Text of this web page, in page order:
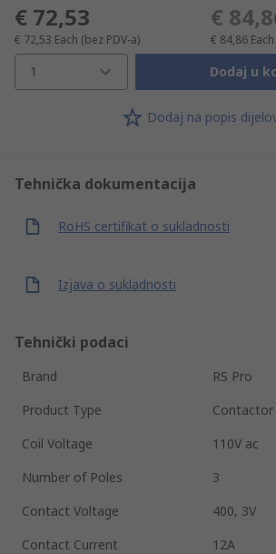
€ 72,53
€ 72,53 Each (bez PDV-a)
€
€ 84,86 Each
1 Dodaj u
Dodaj na popis
Tehnička dokumentacija
RoHS certifikat o sukladnosti
Izjava o sukladnosti
Tehnički podaci
Brand
RS Pro
Product Type
Contactor
Coil Voltage
110V ac
Number of Poles
3
Contact Voltage
400, 3V
Contact Current
12A